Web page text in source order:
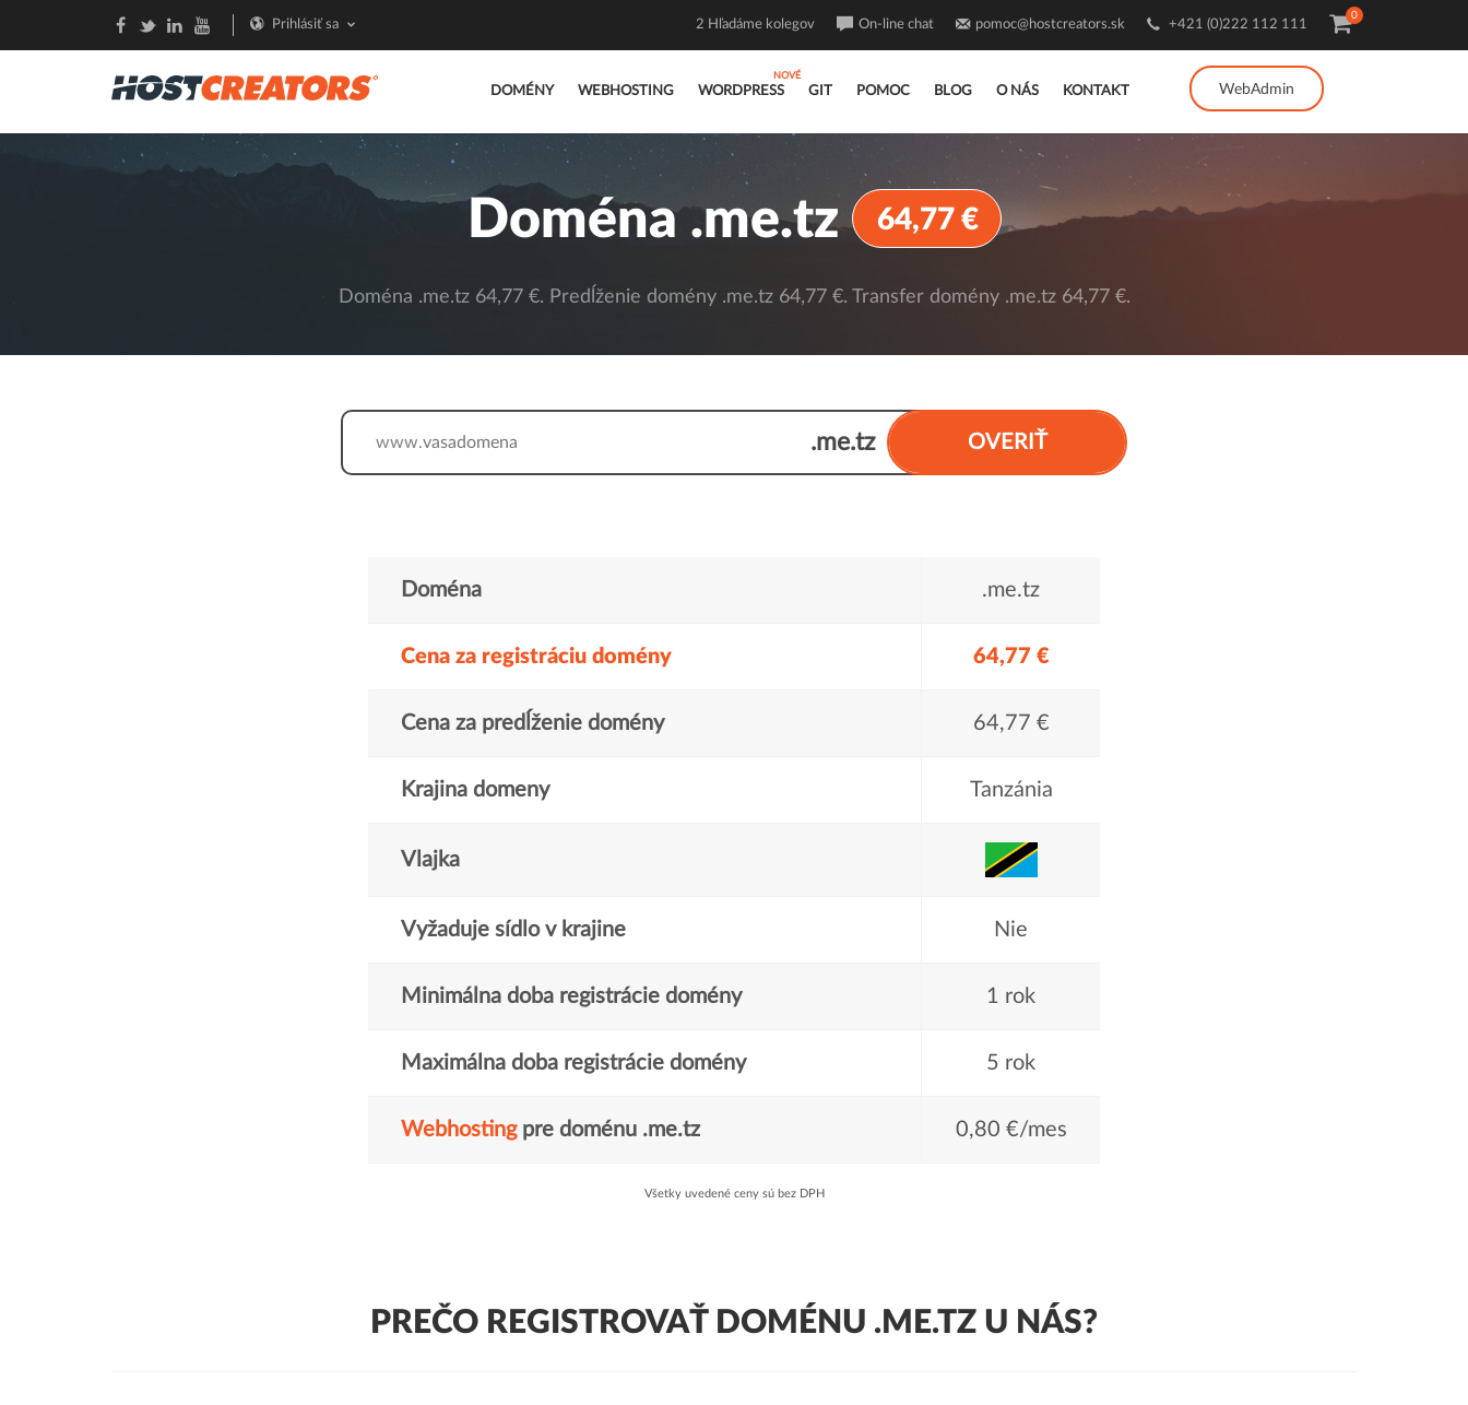
DOMÉNY WEBHOSTING WORDPRESS GIT POMOC BLOG O NÁS KONTAKT WebAdmin
Prihlásiť sa 2 Hľadáme kolegov On-line chat pomoc@hostcreators.sk +421 (0)222 112 111
0
Doména .me.tz 64,77 €
Doména .me.tz 64,77 €. Predĺženie domény .me.tz 64,77 €. Transfer domény .me.tz 64,77 €.
OVERIŤ
.me.tz
www.
Doména .me.tz
Cena za registráciu domény 64,77 €
Cena za predĺženie domény 64,77 €
Krajina domeny Tanzánia
Vlajka
Vyžaduje sídlo v krajine Nie
Minimálna doba registrácie domény 1 rok
Maximálna doba registrácie domény 5 rok
Webhostingpre doménu .me.tz 0,80 €/mes
Všetky uvedené ceny sú bez DPH
PREČO REGISTROVAŤ DOMÉNU .ME.TZ U NÁS?